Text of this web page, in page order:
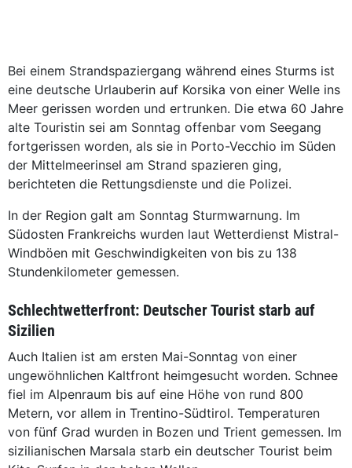
Bei einem Strandspaziergang während eines Sturms ist
eine deutsche Urlauberin auf Korsika von einer Welle ins
Meer gerissen worden und ertrunken. Die etwa 60 Jahre
alte Touristin sei am Sonntag offenbar vom Seegang
fortgerissen worden, als sie in Porto-Vecchio im Süden
der Mittelmeerinsel am Strand spazieren ging,
berichteten die Rettungsdienste und die Polizei.
In der Region galt am Sonntag Sturmwarnung. Im
Südosten Frankreichs wurden laut Wetterdienst Mistral-
Windböen mit Geschwindigkeiten von bis zu 138
Stundenkilometer gemessen.
Schlechtwetterfront: Deutscher Tourist starb auf
Sizilien
Auch Italien ist am ersten Mai-Sonntag von einer
ungewöhnlichen Kaltfront heimgesucht worden. Schnee
fiel im Alpenraum bis auf eine Höhe von rund 800
Metern, vor allem in Trentino-Südtirol. Temperaturen
von fünf Grad wurden in Bozen und Trient gemessen. Im
sizilianischen Marsala starb ein deutscher Tourist beim